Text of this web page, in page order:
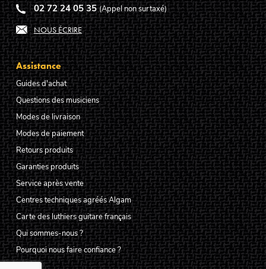
02 72 24 05 35 (Appel non surtaxé)
NOUS ÉCRIRE
Assistance
Guides d'achat
Questions des musiciens
Modes de livraison
Modes de paiement
Retours produits
Garanties produits
Service après vente
Centres techniques agréés Algam
Carte des luthiers guitare français
Qui sommes-nous ?
Pourquoi nous faire confiance ?